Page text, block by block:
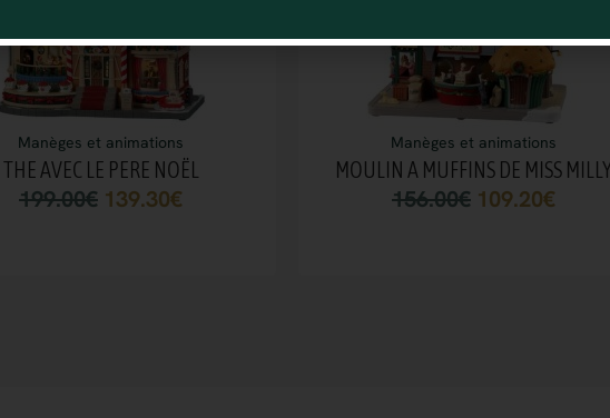
Manèges et animations
THE AVEC LE PERE NOËL
199.00€ 139.30€
Manèges et animations
MOULIN A MUFFINS DE MISS
156.00€ 109.20€